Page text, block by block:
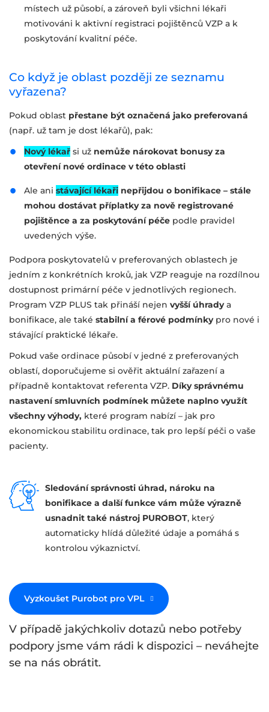
místech už působí, a zároveň byli všichni lékaři
motivováni k aktivní registraci pojištěnců VZP a k
poskytování kvalitní péče.
Co když je oblast později ze seznamu
vyřazena?
Pokud oblast přestane být označená jako preferovaná
(např. už tam je dost lékařů), pak:
Nový lékař si už nemůže nárokovat bonusy za
otevření nové ordinace v této oblasti
Ale ani stávající lékaři nepřijdou o bonifikace – stále
mohou dostávat příplatky za nově registrované
pojištěnce a za poskytování péče podle pravidel
uvedených výše.
Podpora poskytovatelů v preferovaných oblastech je
jedním z konkrétních kroků, jak VZP reaguje na rozdílnou
dostupnost primární péče v jednotlivých regionech.
Program VZP PLUS tak přináší nejen vyšší úhradya
bonifikace, ale také stabilní a férové podmínkypro nové i
stávající praktické lékaře.
Pokud vaše ordinace působí v jedné z preferovaných
oblastí, doporučujeme si ověřit aktuální zařazení a
případně kontaktovat referenta VZP. Díky správnému
nastavení smluvních podmínek můžete naplno využít
všechny výhody, které program nabízí – jak pro
ekonomickou stabilitu ordinace, tak pro lepší péči o vaše
pacienty.
Sledování správnosti úhrad, nároku na
bonifikace a další funkce vám může výrazně
usnadnit také nástroj PUROBOT, který
automaticky hlídá důležité údaje a pomáhá s
kontrolou výkaznictví.
Vyzkoušet Purobot pro VPL
V případě jakýchkoliv dotazů nebo potřeby
podpory jsme vám rádi k dispozici – neváhejte
se na nás obrátit.